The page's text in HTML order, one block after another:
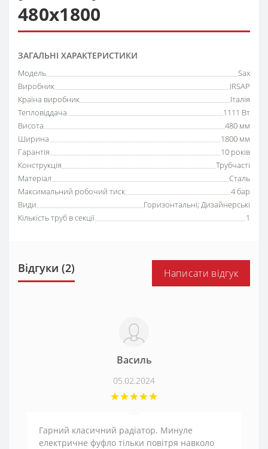
480x1800
ЗАГАЛЬНІ ХАРАКТЕРИСТИКИ
Модель
Sax
Виробник
IRSAP
Країна виробник
Італія
Тепловіддача
1111 Вт
Висота
480 мм
Ширина
1800 мм
Гарантія
10 років
Конструкція
Трубчасті
Матеріал
Сталь
Максимальний робочий тиск
4 бар
Види
Горизонтальні; Дизайнерські
Кількість труб в секції
1
Відгуки (2) Написати відгук
Василь
05.02.2024
Гарний класичний радіатор. Минуле
електричне фуфло тільки повітря навколо